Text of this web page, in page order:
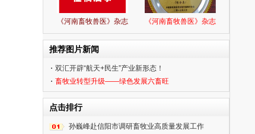
《河南畜牧兽医》杂志 《河南畜牧兽医》杂志
推荐图片新闻
双汇开辟“航天+民生”产业新形态！
畜牧业转型升级——绿色发展六畜旺
点击排行
孙巍峰赴信阳市调研畜牧业高质量发展工作